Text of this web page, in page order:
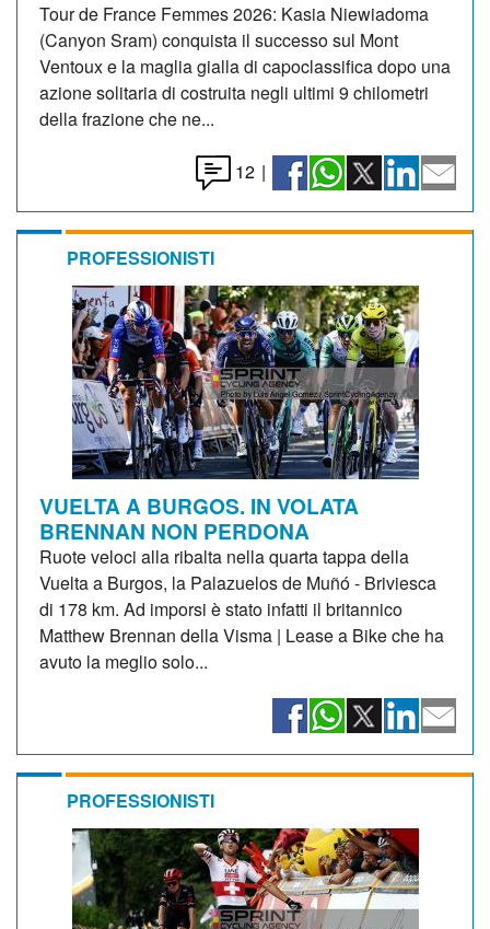
Tour de France Femmes 2026: Kasia Niewiadoma
(Canyon Sram) conquista il successo sul Mont
Ventoux e la maglia gialla di capoclassifica dopo una
azione solitaria di costruita negli ultimi 9 chilometri
della frazione che ne...
12 |
PROFESSIONISTI
VUELTA A BURGOS. IN VOLATA
BRENNAN NON PERDONA
Ruote veloci alla ribalta nella quarta tappa della
Vuelta a Burgos, la Palazuelos de Muñó - Briviesca
di 178 km. Ad imporsi è stato infatti il britannico
Matthew Brennan della Visma | Lease a Bike che ha
avuto la meglio solo...
PROFESSIONISTI